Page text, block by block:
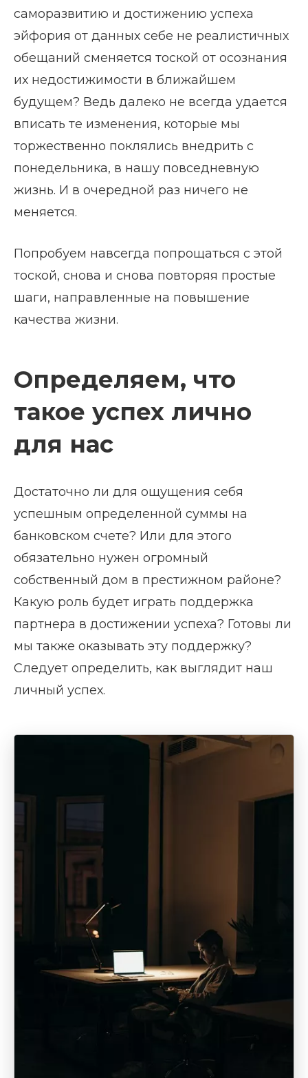
саморазвитию и достижению успеха
эйфория от данных себе не реалистичных
обещаний сменяется тоской от осознания
их недостижимости в ближайшем
будущем? Ведь далеко не всегда удается
вписать те изменения, которые мы
торжественно поклялись внедрить с
понедельника, в нашу повседневную
жизнь. И в очередной раз ничего не
меняется.
Попробуем навсегда попрощаться с этой
тоской, снова и снова повторяя простые
шаги, направленные на повышение
качества жизни.
Определяем, что
такое успех лично
для нас
Достаточно ли для ощущения себя
успешным определенной суммы на
банковском счете? Или для этого
обязательно нужен огромный
собственный дом в престижном районе?
Какую роль будет играть поддержка
партнера в достижении успеха? Готовы ли
мы также оказывать эту поддержку?
Следует определить, как выглядит наш
личный успех.